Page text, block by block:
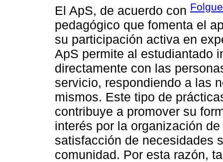
El ApS, de acuerdo con
pedagógico que fomenta el
su participación activa en
ApS permite al estudiantado
directamente con las
servicio, respondiendo a las
mismos. Este tipo de
contribuye a promover su
interés por la organización
satisfacción de necesidades
comunidad. Por esta razón,